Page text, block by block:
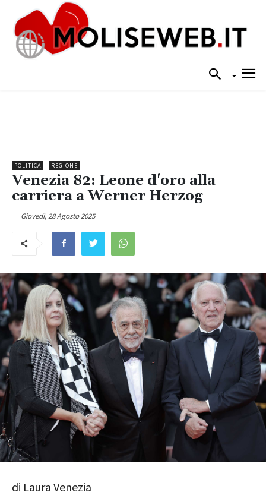
POLITICA REGIONE
Venezia 82: Leone d'oro alla
carriera a Werner Herzog
Giovedì, 28 Agosto 2025
di Laura Venezia